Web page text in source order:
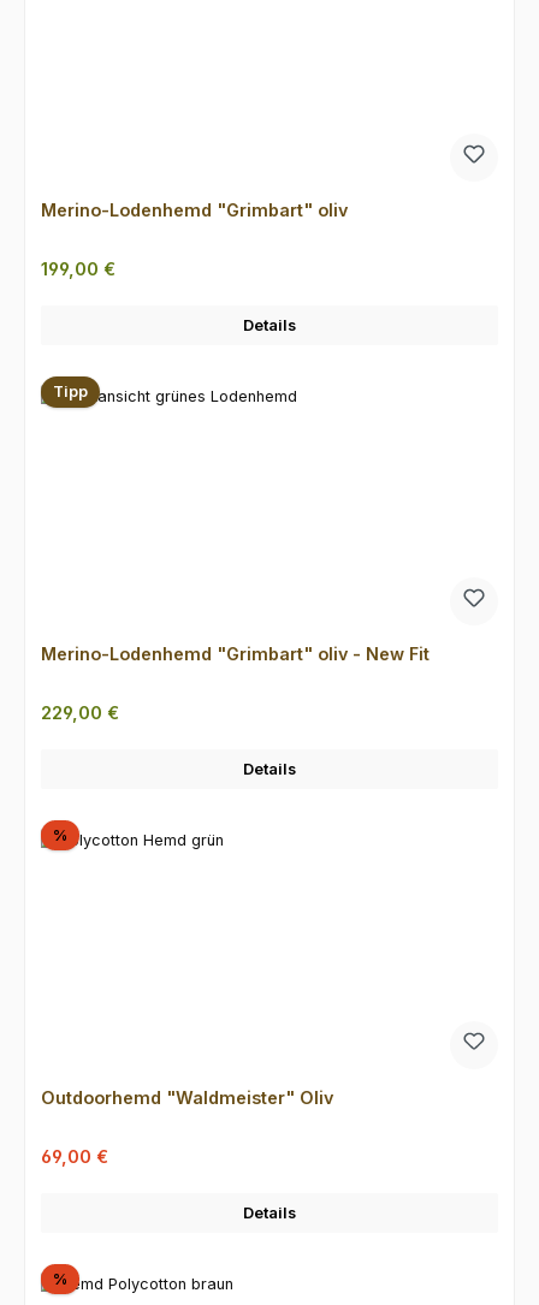
Merino-Lodenhemd "Grimbart" oliv
Regulärer Preis:
199,00 €
Details
Tipp
Merino-Lodenhemd "Grimbart" oliv - New Fit
Regulärer Preis:
229,00 €
Details
%Rabatt
Outdoorhemd "Waldmeister" Oliv
Verkaufspreis:
69,00 €
Details
%Rabatt